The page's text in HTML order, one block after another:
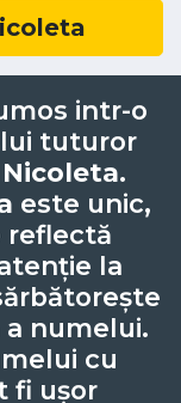
intr-o
tuturor
Nicoleta.
este unic,
reflectă
la
numelui.
cu
fi ușor